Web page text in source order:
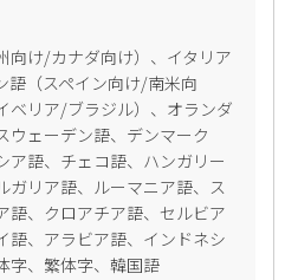
向け/カナダ向け）、イタリア
語（スペイン向け/南米向
ベリア/ブラジル）、オランダ
ウェーデン語、デンマーク
ア語、チェコ語、ハンガリー
ガリア語、ルーマニア語、ス
語、クロアチア語、セルビア
語、アラビア語、インドネシ
字、繁体字、韓国語